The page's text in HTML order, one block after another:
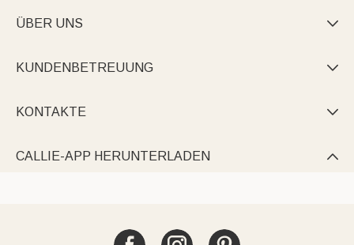
ÜBER UNS 
KUNDENBETREUUNG 
KONTAKTE 
CALLIE-APP HERUNTERLADEN 